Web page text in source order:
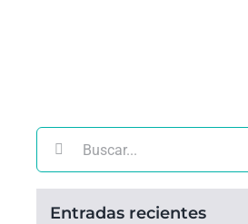
Buscar:
Entradas recientes